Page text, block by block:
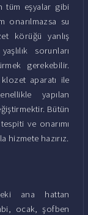
tüm eşyalar gibi
onarılmazsa su
körüğü yanlış
sorunları
gerekebilir.
aparatı ile
yapılan
Bütün
ve onarımı
hizmete hazırız.
ana hattan
ocak, şofben